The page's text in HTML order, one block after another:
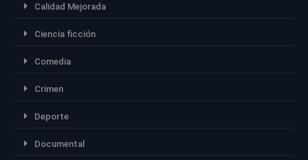
Calidad Mejorada
Ciencia ficción
Comedia
Crimen
Deporte
Documental